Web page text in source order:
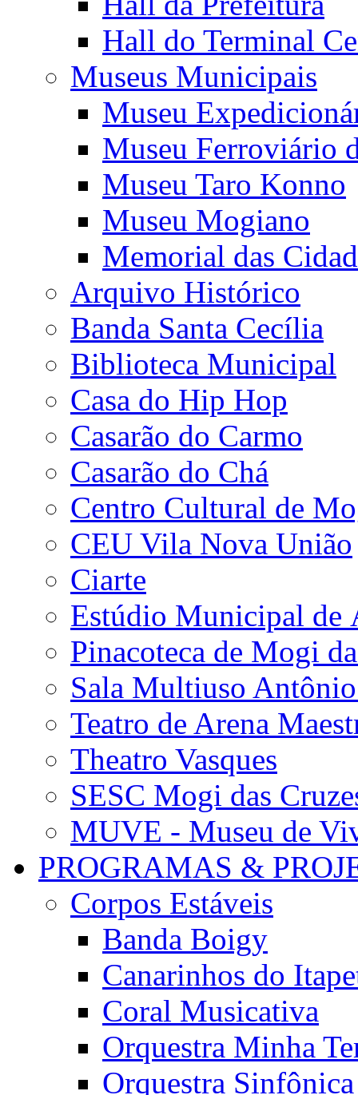
Hall do Terminal
Museus Municipais
Museu
Museu Ferroviário
Museu Taro Konno
Museu Mogiano
Memorial das
Arquivo Histórico
Banda Santa Cecília
Biblioteca Municipal
Casa do Hip Hop
Casarão do Carmo
Casarão do Chá
Centro Cultural de
CEU Vila Nova União
Ciarte
Estúdio Municipal de
Pinacoteca de Mogi
Sala Multiuso
Teatro de Arena
Theatro Vasques
SESC Mogi das
MUVE - Museu de
PROGRAMAS &
Corpos Estáveis
Banda Boigy
Canarinhos do
Coral Musicativa
Orquestra Minha
Orquestra